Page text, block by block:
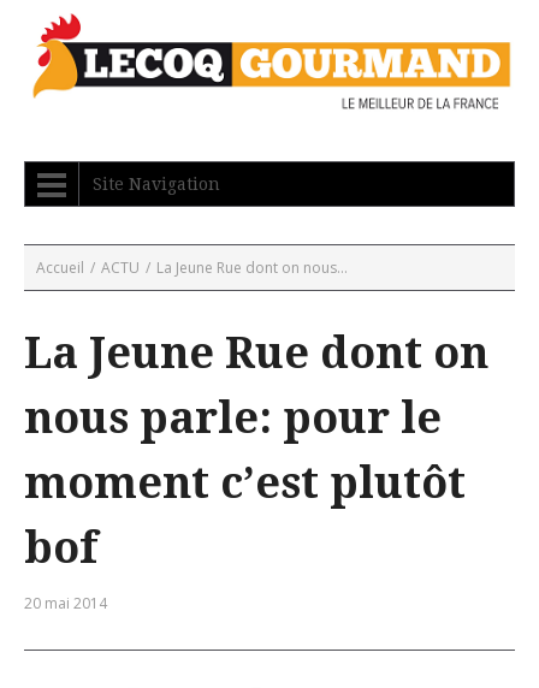
Site Navigation
Accueil / ACTU / La Jeune Rue dont on nous...
La Jeune Rue dont on
nous parle: pour le
moment c’est plutôt
bof
20 mai 2014